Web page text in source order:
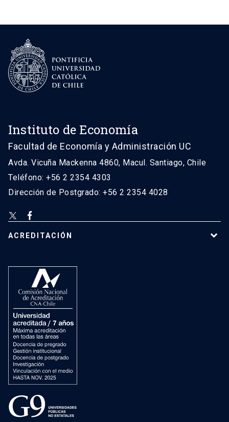
Instituto de Economía
Facultad de Economía y Administración UC
Avda. Vicuña Mackenna 4860, Macul. Santiago, Chile
Teléfono: +56 2 2354 4303
Dirección de Postgrado: +56 2 2354 4028
ACREDITACIÓN